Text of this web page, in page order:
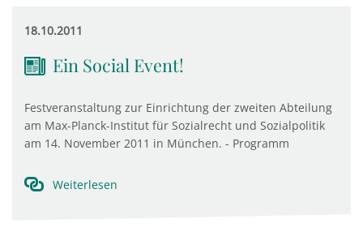
18.10.2011
Ein Social Event!
Festveranstaltung zur Einrichtung der zweiten Abteilung
am Max-Planck-Institut für Sozialrecht und Sozialpolitik
am 14. November 2011 in München. - Programm
Weiterlesen